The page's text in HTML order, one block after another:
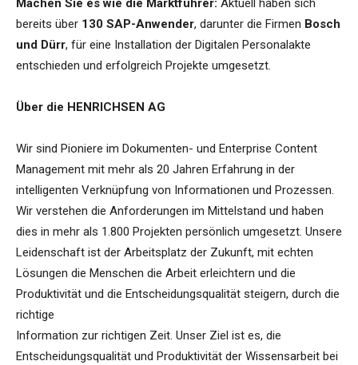
Machen Sie es wie die Marktführer: Aktuell haben sich
bereits über 130 SAP-Anwender, darunter die Firmen Bosch
und Dürr, für eine Installation der Digitalen Personalakte
entschieden und erfolgreich Projekte umgesetzt.
Über die HENRICHSEN AG
Wir sind Pioniere im Dokumenten- und Enterprise Content
Management mit mehr als 20 Jahren Erfahrung in der
intelligenten Verknüpfung von Informationen und Prozessen.
Wir verstehen die Anforderungen im Mittelstand und haben
dies in mehr als 1.800 Projekten persönlich umgesetzt. Unsere
Leidenschaft ist der Arbeitsplatz der Zukunft, mit echten
Lösungen die Menschen die Arbeit erleichtern und die
Produktivität und die Entscheidungsqualität steigern, durch die
richtige
Information zur richtigen Zeit. Unser Ziel ist es, die
Entscheidungsqualität und Produktivität der Wissensarbeit bei